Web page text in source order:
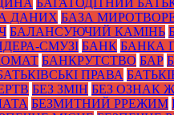
ДАНИХ БАЗА
БАЛАНСУЮЧИЙ КАМІНЬ
СМУЗІ БАНК БАНКА
БАНКРУТСТВО БАР
ПРАВА
БЕЗ ЗМІН БЕЗ ОЗНАК
БЕЗМИТНИЙ РРЕЖИМ